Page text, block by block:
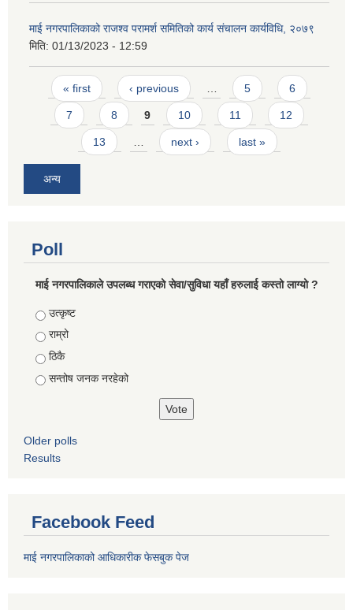
माई नगरपालिकाको राजश्व परामर्श समितिको कार्य संचालन कार्यविधि, २०७९
मिति: 01/13/2023 - 12:59
Pages
« first ‹ previous … 5 6
7 8 9 10 11 12
13 … next › last »
अन्य
Poll
माई नगरपालिकाले उपलब्ध गराएको सेवा/सुविधा यहाँ हरुलाई कस्तो लाग्यो ?
Choices
उत्कृष्ट
राम्रो
ठिकै
सन्तोष जनक नरहेको
Older polls
Results
Facebook Feed
माई नगरपालिकाको आधिकारीक फेसबुक पेज